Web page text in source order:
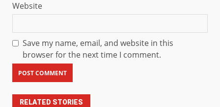
Website
Save my name, email, and website in this
browser for the next time I comment.
RELATED STORIES